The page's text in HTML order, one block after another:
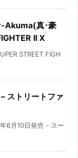
Akuma(真･豪
II X
STREET FIGH
ストリートファ
6月10日発売 - スー